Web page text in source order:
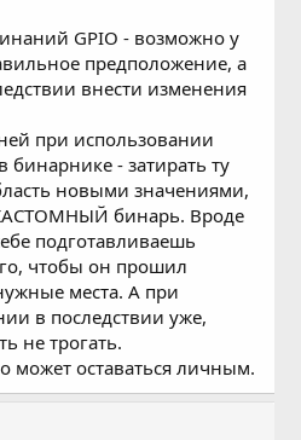
GPIO - возможно у
предположение, а
внести изменения
при использовании
бинарнике - затирать ту
новыми значениями,
бинарь. Вроде
подготавливаешь
чтобы он прошил
места. А при
в последствии уже,
не трогать.
может оставаться личным.